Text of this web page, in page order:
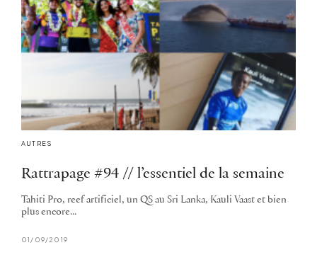
AUTRES
Rattrapage #94 // l’essentiel de la semaine
Tahiti Pro, reef artificiel, un QS au Sri Lanka, Kauli Vaast et bien
plus encore...
01/09/2019